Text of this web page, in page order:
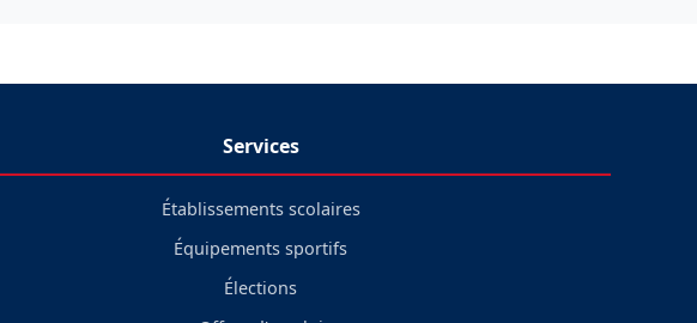
Services
Établissements scolaires
Équipements sportifs
Élections